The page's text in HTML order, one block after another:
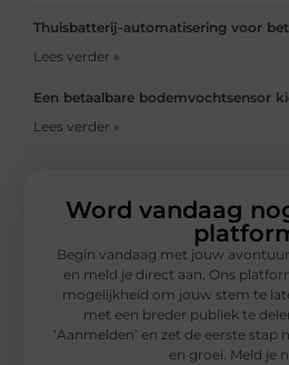
Thuisbatterij-automatisering voor
Lees verder »
Een betaalbare bodemvochtsensor
Lees verder »
Word vandaag
Begin vandaag met jouw
en meld je direct aan. Ons
mogelijkheid om jouw stem te
met een breder publiek te
‘Aanmelden’ en zet de eerste
en groei. Meld je